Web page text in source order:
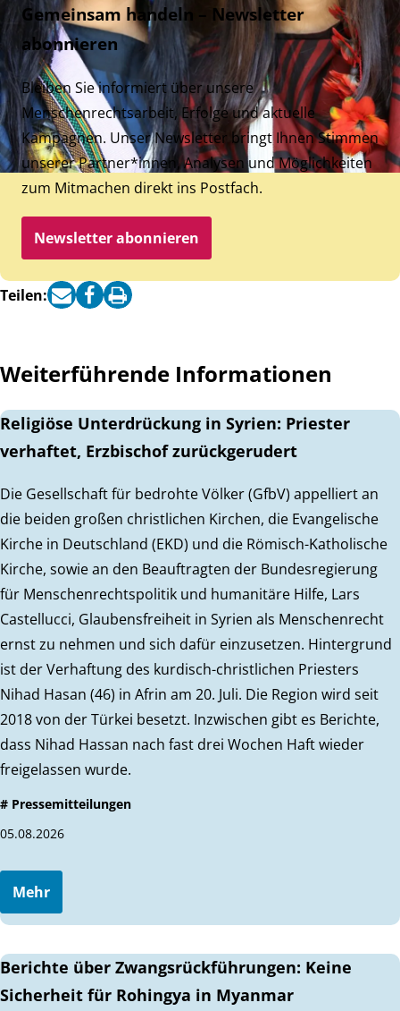
Gemeinsam handeln – Newsletter
abonnieren
Bleiben Sie informiert über unsere
Menschenrechtsarbeit, Erfolge und aktuelle
Kampagnen. Unser Newsletter bringt Ihnen Stimmen
unserer Partner*innen, Analysen und Möglichkeiten
zum Mitmachen direkt ins Postfach.
Newsletter abonnieren
Teilen:
Weiterführende Informationen
Religiöse Unterdrückung in Syrien: Priester
verhaftet, Erzbischof zurückgerudert
Die Gesellschaft für bedrohte Völker (GfbV) appelliert an
die beiden großen christlichen Kirchen, die Evangelische
Kirche in Deutschland (EKD) und die Römisch-Katholische
Kirche, sowie an den Beauftragten der Bundesregierung
für Menschenrechtspolitik und humanitäre Hilfe, Lars
Castellucci, Glaubensfreiheit in Syrien als Menschenrecht
ernst zu nehmen und sich dafür einzusetzen. Hintergrund
ist der Verhaftung des kurdisch-christlichen Priesters
Nihad Hasan (46) in Afrin am 20. Juli. Die Region wird seit
2018 von der Türkei besetzt. Inzwischen gibt es Berichte,
dass Nihad Hassan nach fast drei Wochen Haft wieder
freigelassen wurde.
# Pressemitteilungen
05.08.2026
Mehr
Berichte über Zwangsrückführungen: Keine
Sicherheit für Rohingya in Myanmar